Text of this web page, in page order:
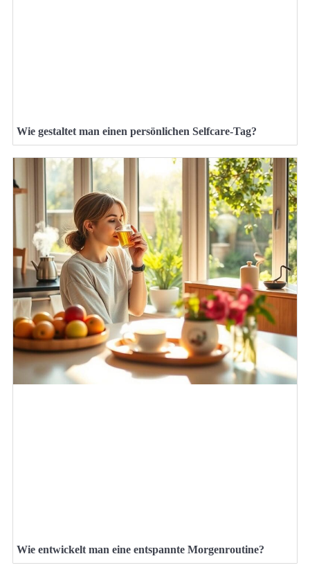
Wie gestaltet man einen persönlichen Selfcare-Tag?
Wie entwickelt man eine entspannte Morgenroutine?